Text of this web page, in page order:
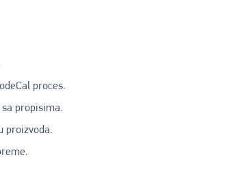
proces.
propisima.
proizvoda.